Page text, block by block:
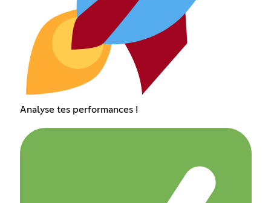
Analyse tes performances !